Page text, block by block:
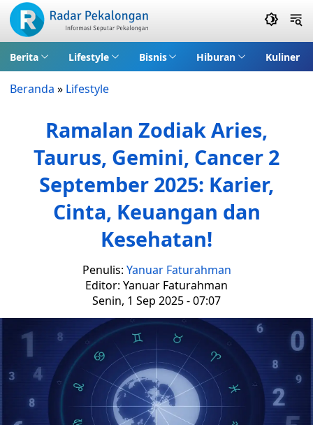
Berita Lifestyle Bisnis Hiburan Kuliner
Beranda » Lifestyle
Ramalan Zodiak Aries,
Taurus, Gemini, Cancer 2
September 2025: Karier,
Cinta, Keuangan dan
Kesehatan!
Penulis: Yanuar Faturahman
Editor: Yanuar Faturahman
Senin, 1 Sep 2025 - 07:07